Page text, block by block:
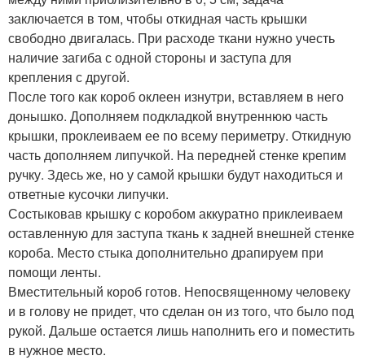
заключается в том, чтобы откидная часть крышки
свободно двигалась. При расходе ткани нужно учесть
наличие загиба с одной стороны и заступа для
крепления с другой.
После того как короб оклеен изнутри, вставляем в него
донышко. Дополняем подкладкой внутреннюю часть
крышки, проклеиваем ее по всему периметру. Откидную
часть дополняем липучкой. На передней стенке крепим
ручку. Здесь же, но у самой крышки будут находиться и
ответные кусочки липучки.
Состыковав крышку с коробом аккуратно приклеиваем
оставленную для заступа ткань к задней внешней стенке
короба. Место стыка дополнительно драпируем при
помощи ленты.
Вместительный короб готов. Непосвященному человеку
и в голову не придет, что сделан он из того, что было под
рукой. Дальше остается лишь наполнить его и поместить
в нужное место.